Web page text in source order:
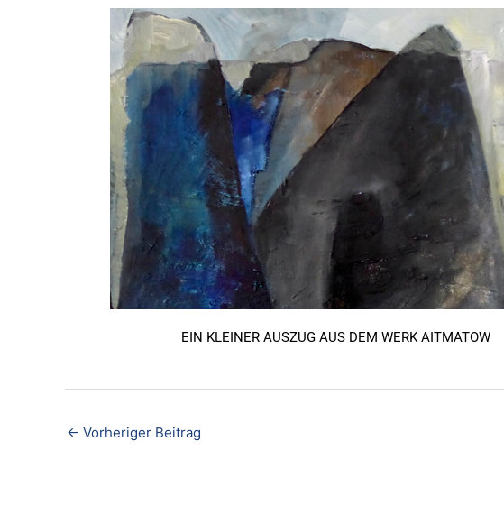
EIN KLEINER AUSZUG AUS DEM WERK AITMATOW
← Vorheriger Beitrag